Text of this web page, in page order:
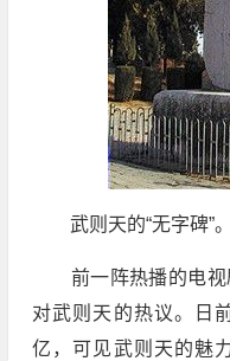
武则天的“无字碑”。
前一阵热播的电视
对武则天的热议。日
亿，可见武则天的魅